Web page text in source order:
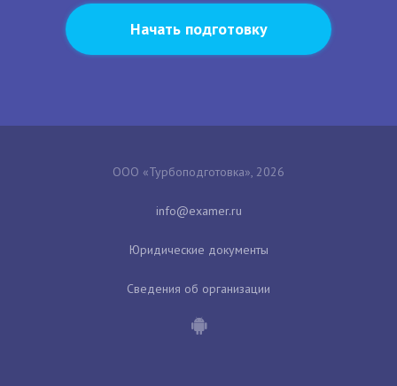
Начать подготовку
ООО «Турбоподготовка», 2026
Юридические документы
Сведения об организации